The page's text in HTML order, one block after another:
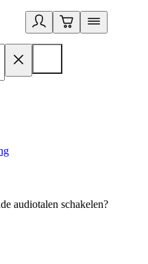
audiotalen schakelen?